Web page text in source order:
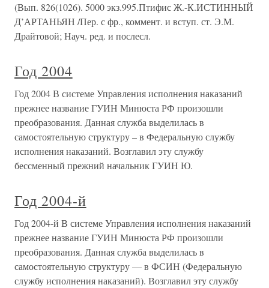
(Вып. 826(1026). 5000 экз.995.Птифис Ж.-К.ИСТИННЫЙ
Д’АРТАНЬЯН /Пер. с фр., коммент. и вступ. ст. Э.М.
Драйтовой; Науч. ред. и послесл.
Год 2004
Год 2004 В системе Управления исполнения наказаний
прежнее название ГУИН Минюста РФ произошли
преобразования. Данная служба выделилась в
самостоятельную структуру – в Федеральную службу
исполнения наказаний. Возглавил эту службу
бессменный прежний начальник ГУИН Ю.
Год 2004-й
Год 2004-й В системе Управления исполнения наказаний
прежнее название ГУИН Минюста РФ произошли
преобразования. Данная служба выделилась в
самостоятельную структуру — в ФСИН (Федеральную
службу исполнения наказаний). Возглавил эту службу